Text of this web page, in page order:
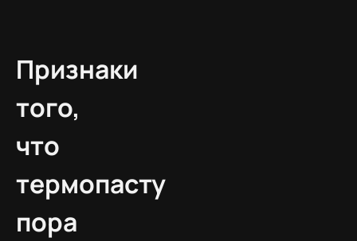
Признаки
того,
что
термопасту
пора